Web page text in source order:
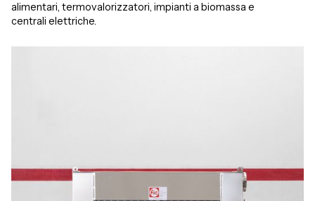
alimentari, termovalorizzatori, impianti a biomassa e
centrali elettriche.